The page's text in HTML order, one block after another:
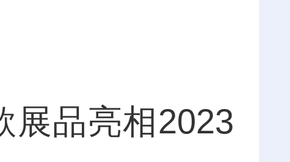
品亮相2023